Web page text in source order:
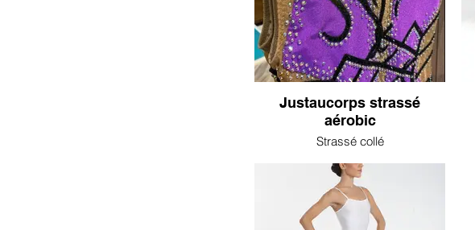
Justaucorps strassé
aérobic
Strassé collé